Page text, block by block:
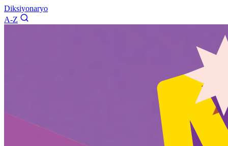
Diksiyonaryo
A-Z